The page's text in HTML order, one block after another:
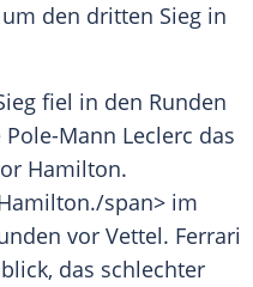
den dritten Sieg in
fiel in den Runden
Mann Leclerc das
Hamilton.
./span> im
vor Vettel. Ferrari
das schlechter